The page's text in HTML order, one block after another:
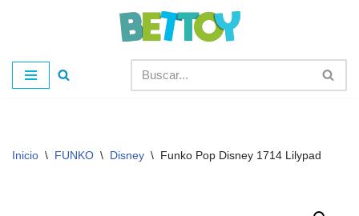
al
contenido
Inicio \ FUNKO \ Disney \ Funko Pop Disney 1714 Lilypad